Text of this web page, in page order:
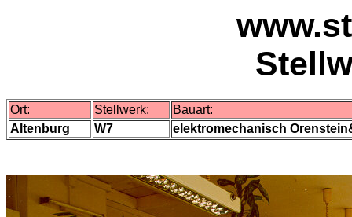
Ort: Stellwerk:
Bauart:
Altenburg
W7 elektromechanisch